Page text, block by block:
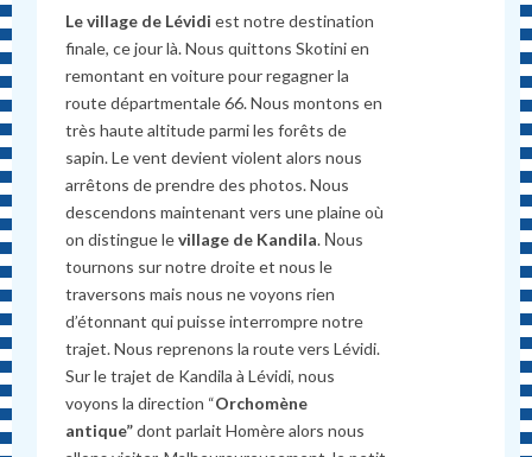
Le village de Lévidi est notre destination
finale, ce jour là. Nous quittons Skotini en
remontant en voiture pour regagner la
route départmentale 66. Nous montons en
très haute altitude parmi les forêts de
sapin. Le vent devient violent alors nous
arrêtons de prendre des photos. Nous
descendons maintenant vers une plaine où
on distingue levillage de Kandila. Νous
tournons sur notre droite et nous le
traversons mais nous ne voyons rien
d’étonnant qui puisse interrompre notre
trajet. Nous reprenons la route vers Lévidi.
Sur le trajet de Kandila à Lévidi, nous
voyons la direction “Orchomène
antique”dont parlait Homère alors nous